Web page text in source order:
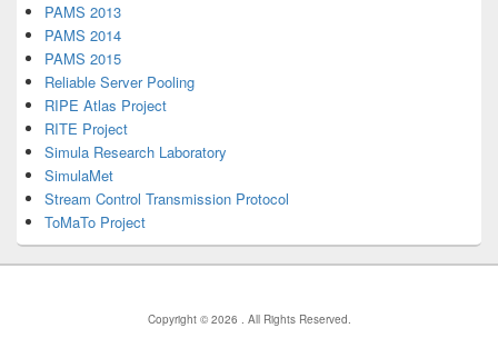
PAMS 2013
PAMS 2014
PAMS 2015
Reliable Server Pooling
RIPE Atlas Project
RITE Project
Simula Research Laboratory
SimulaMet
Stream Control Transmission Protocol
ToMaTo Project
Copyright © 2026 . All Rights Reserved.